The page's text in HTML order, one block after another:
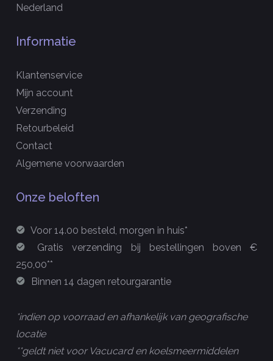
Nederland
Informatie
Klantenservice
Mijn account
Verzending
Retourbeleid
Contact
Algemene voorwaarden
Onze beloften
Voor 14.00 besteld, morgen in huis*
Gratis verzending bij bestellingen boven €
250,00**
Binnen 14 dagen retourgarantie
*indien op voorraad en afhankelijk van geografische
locatie
**geldt niet voor Vacucard en koelsmeermiddelen